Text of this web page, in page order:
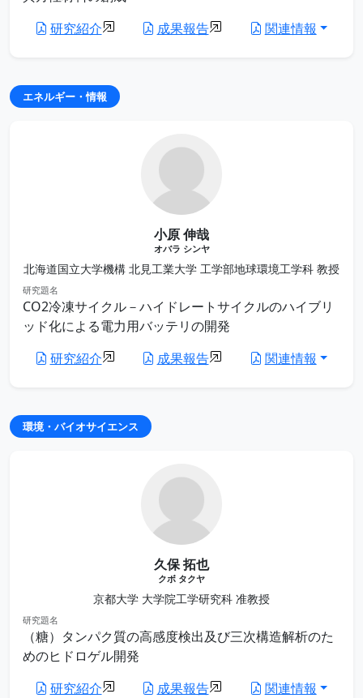
研究紹介
成果報告 関連情報
エネルギー・情報
小原 伸哉
オバラ シンヤ
北海道国立大学機構 北見工業大学 工学部地球環境工学科 教授
研究題名
CO2冷凍サイクル－ハイドレートサイクルのハイブリ
ッド化による電力用バッテリの開発
研究紹介
成果報告 関連情報
環境・バイオサイエンス
久保 拓也
クボ タクヤ
京都大学 大学院工学研究科 准教授
研究題名
（糖）タンパク質の高感度検出及び三次構造解析のた
めのヒドロゲル開発
研究紹介
成果報告 関連情報